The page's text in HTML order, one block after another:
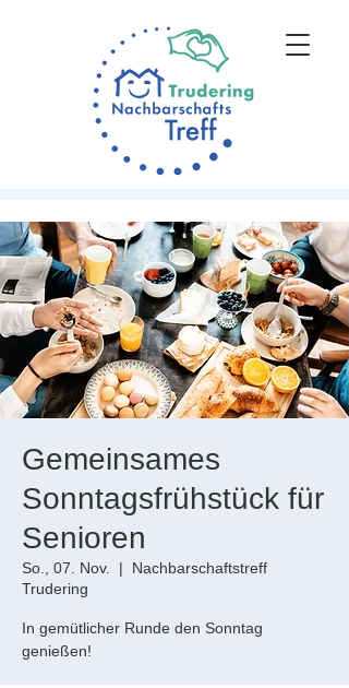
Gemeinsames
Sonntagsfrühstück für
Senioren
So., 07. Nov.
  |
Nachbarschaftstreff
Trudering
In gemütlicher Runde den Sonntag
genießen!